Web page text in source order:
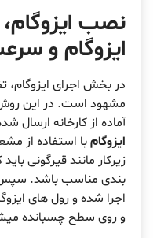
نصب
ایزوگام و
در بخش اجرای ایزوگام،
مشهود است. در این
آماده از کارخانه ارسال
ایزوگامبا استفاده از
زیرکار مانند قیرگونی
بندی مناسب باشد. سپس
اجرا شده و رول های
و روی سطح چسبانده